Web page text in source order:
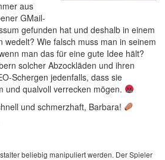
aus
GMail-
gefunden hat und deshalb in einem
wedelt? Wie falsch muss man in seinem
man das für eine gute Idee hält?
solcher Abzockläden und ihren
Schergen jedenfalls, dass sie
und qualvoll verrecken mögen.
und schmerzhaft, Barbara!
beliebig manipuliert werden. Der Spieler